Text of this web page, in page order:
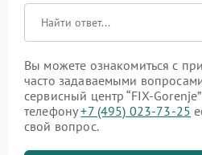
Вы можете ознакомиться с
часто задаваемыми
сервисный центр “FIX-
телефону+7 (495) 023-73-25
свой вопрос.